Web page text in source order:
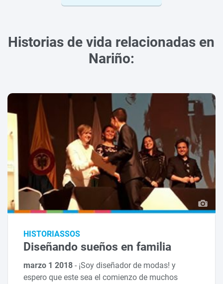
Historias de vida relacionadas en
Nariño:
HISTORIASSOS
Diseñando sueños en familia
marzo 1 2018- ¡Soy diseñador de modas! y
espero que este sea el comienzo de muchos